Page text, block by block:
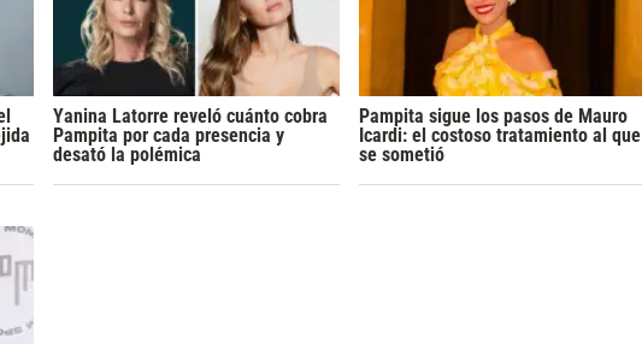
Yanina Latorre reveló cuánto cobra
Pampita por cada presencia y
desató la polémica
Pampita sigue los pasos de Mauro
Icardi: el costoso tratamiento al que
se sometió